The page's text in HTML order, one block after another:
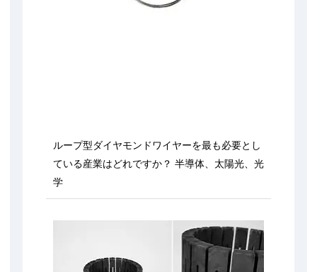
ループ型ダイヤモンドワイヤーを最も必要とし
ている産業はどれですか？ 半導体、太陽光、光
学